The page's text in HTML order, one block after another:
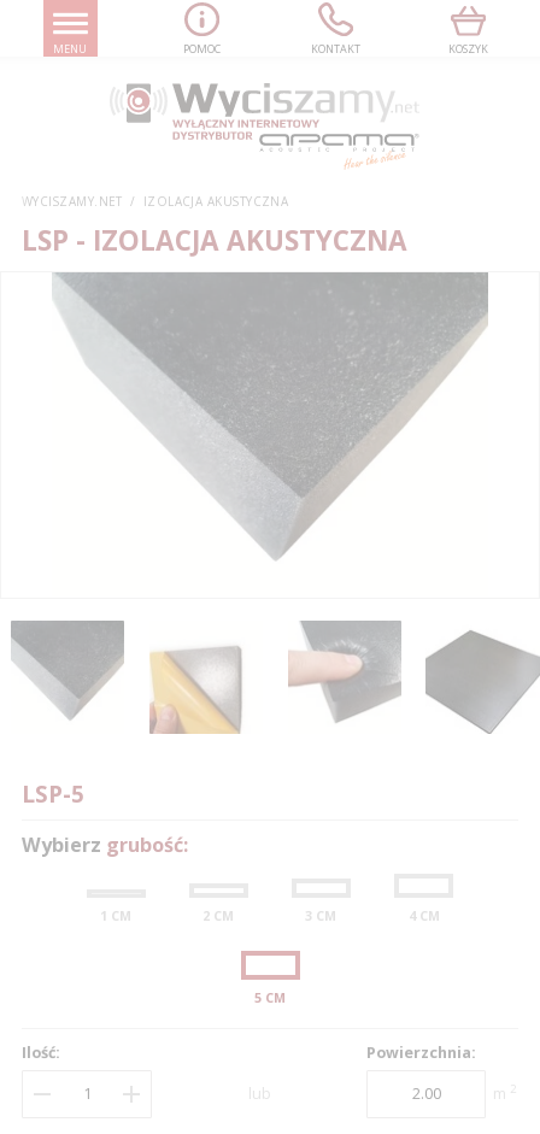
MENU POMOC KONTAKT KOSZYK
WYCISZAMY.NET IZOLACJA AKUSTYCZNA
LSP - IZOLACJA AKUSTYCZNA
LSP-5
Wybierz grubość:
1 CM 2 CM 3 CM 4 CM
5 CM
Ilość:
lub
Powierzchnia:
m 2
0
1
5
0
1
91
4
8 6